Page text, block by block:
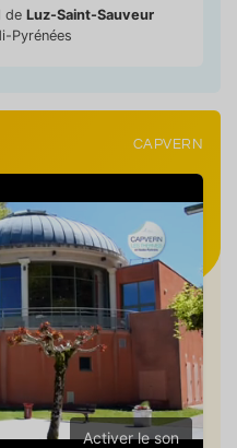
de Luz-Saint-Sauveur
Pyrénées
CAPVERN
Activer le son